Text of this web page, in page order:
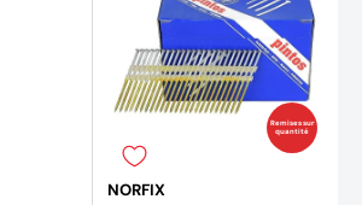
Remises sur
quantité
NORFIX